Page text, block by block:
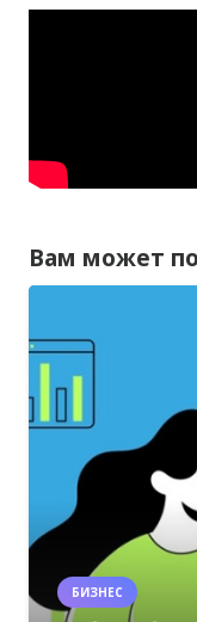
Вам может
БИЗНЕС